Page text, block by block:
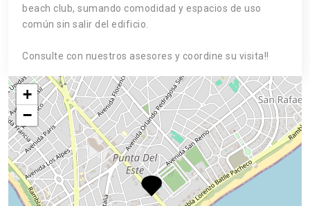
beach club, sumando comodidad y espacios de uso
común sin salir del edificio.
Consulte con nuestros asesores y coordine su visita!!
+
−